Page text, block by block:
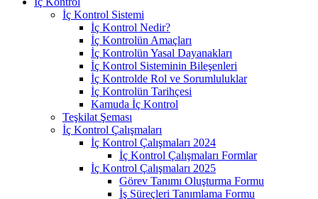
İç Kontrol Sistemi
İç Kontrol Nedir?
İç Kontrolün Amaçları
İç Kontrolün Yasal Dayanakları
İç Kontrol Sisteminin Bileşenleri
İç Kontrolde Rol ve Sorumluluklar
İç Kontrolün Tarihçesi
Kamuda İç Kontrol
Teşkilat Şeması
İç Kontrol Çalışmaları
İç Kontrol Çalışmaları 2024
İç Kontrol Çalışmaları Formlar
İç Kontrol Çalışmaları 2025
Görev Tanımı Oluşturma Formu
İş Süreçleri Tanımlama Formu